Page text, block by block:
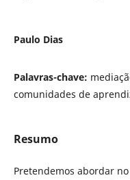
Paulo Dias
Palavras-chave:
comunidades de
Resumo
Pretendemos abordar